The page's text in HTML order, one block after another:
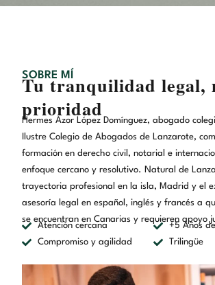
SOBRE MÍ
Tu tranquilidad legal,
prioridad
Hermes Azor López Domínguez, abogado
Ilustre Colegio de Abogados de Lanzarote,
formación en derecho civil, notarial e
enfoque cercano y resolutivo. Natural de
trayectoria profesional en la isla, Madrid y el
asesoría legal en español, inglés y francés a
se encuentran en Canarias y requieren apoyo
Atención cercana
Compromiso y agilidad
+5 Años
Trilingüe